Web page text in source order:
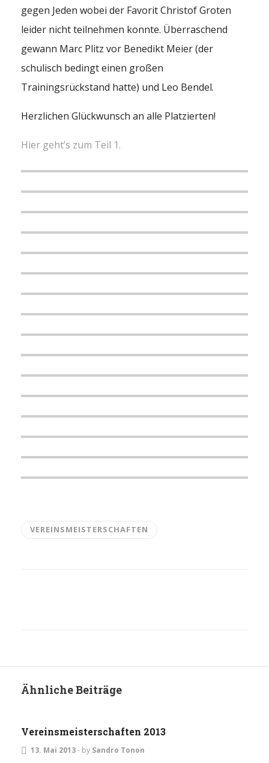
gegen Jeden wobei der Favorit Christof Groten
leider nicht teilnehmen konnte. Überraschend
gewann Marc Plitz vor Benedikt Meier (der
schulisch bedingt einen großen
Trainingsrückstand hatte) und Leo Bendel.
Herzlichen Glückwunsch an alle Platzierten!
Hier geht’s zum Teil 1.
VEREINSMEISTERSCHAFTEN
Ähnliche Beiträge
TURNIERE
Vereinsmeisterschaften 2013
13. Mai 2013- by Sandro Tonon